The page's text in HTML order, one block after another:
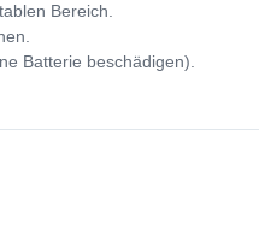
Bereich.
Batterie beschädigen).